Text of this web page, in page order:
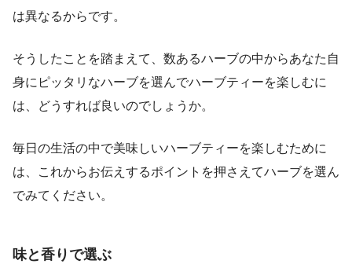
は異なるからです。
そうしたことを踏まえて、数あるハーブの中からあなた自
身にピッタリなハーブを選んでハーブティーを楽しむに
は、どうすれば良いのでしょうか。
毎日の生活の中で美味しいハーブティーを楽しむために
は、これからお伝えするポイントを押さえてハーブを選ん
でみてください。
味と香りで選ぶ